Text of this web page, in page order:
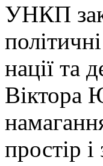
УНКП
нації та
Віктора
простір